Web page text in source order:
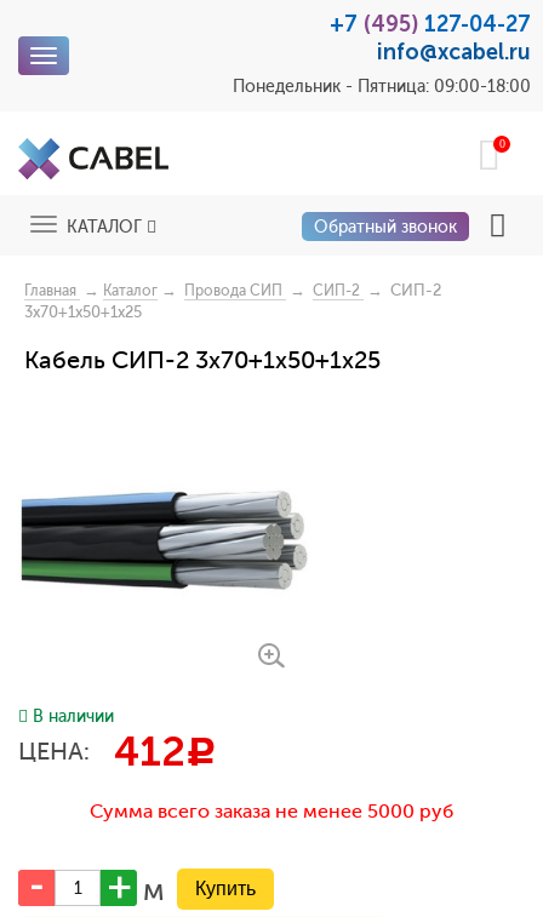
Toggle
+7 (495) 127-04-27
info@xcabel.ru
Понедельник - Пятница: 09:00-18:00
0
ToggleКАТАЛОГ Обратный звонок
Главная → Каталог → Провода СИП → СИП-2
→ СИП-2
3x70+1x50+1x25
Кабель СИП-2 3x70+1x50+1x25
В наличии
ЦЕНА: 412c
Сумма всего заказа не менее 5000 руб
м